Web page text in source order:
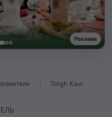
Реклама
Singh Kaur